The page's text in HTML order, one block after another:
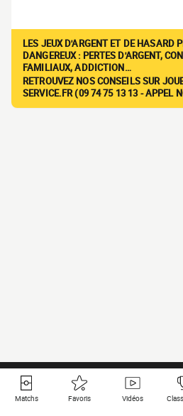
LES JEUX D'ARGENT ET DE HASARD
DANGEREUX : PERTES D'ARGENT,
FAMILIAUX, ADDICTION…
RETROUVEZ NOS CONSEILS SUR
SERVICE.FR (09 74 75 13 13 - APPEL
Matchs Favoris Vidéos